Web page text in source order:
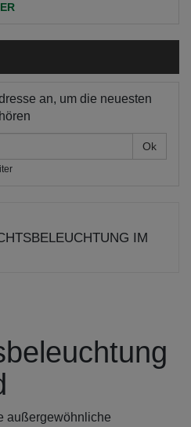
an, um die neuesten
IM
außergewöhnliche